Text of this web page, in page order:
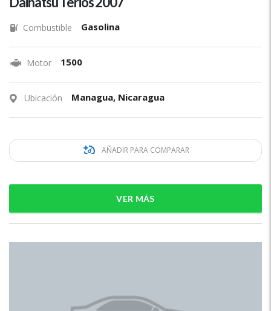
Combustible Gasolina
Motor 1500
Ubicación Managua, Nicaragua
AÑADIR PARA COMPARAR
VER MÁS